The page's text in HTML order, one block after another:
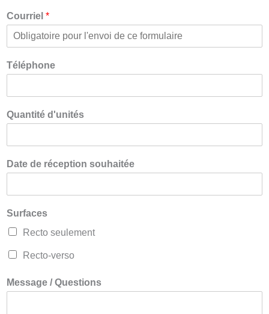
Courriel *
Téléphone
Quantité d'unités
Date de réception souhaitée
Surfaces
Recto seulement
Recto-verso
Message / Questions